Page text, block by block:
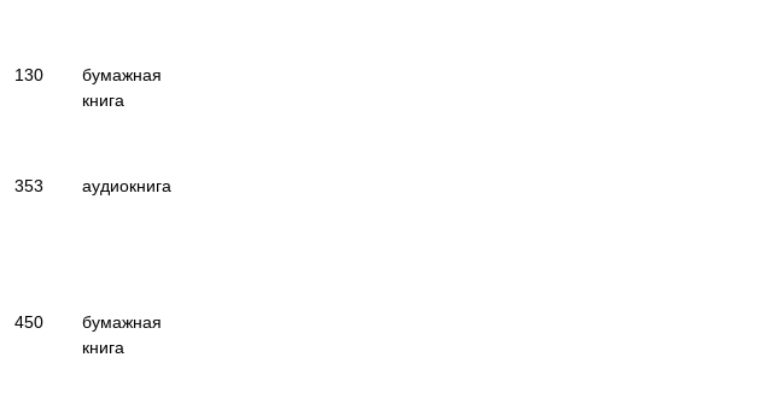
130
бумажная
книга
353 аудиокнига
450
бумажная
книга